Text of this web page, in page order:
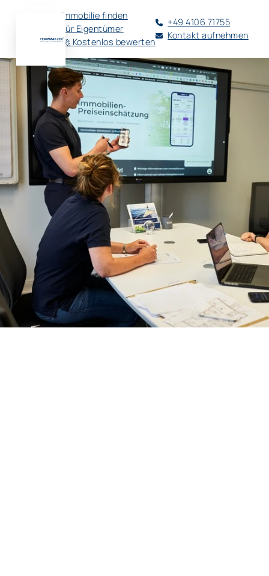
Immobilie finden
Für Eigentümer
🚀 Kostenlos bewerten
+49 4106 71755
Kontakt aufnehmen